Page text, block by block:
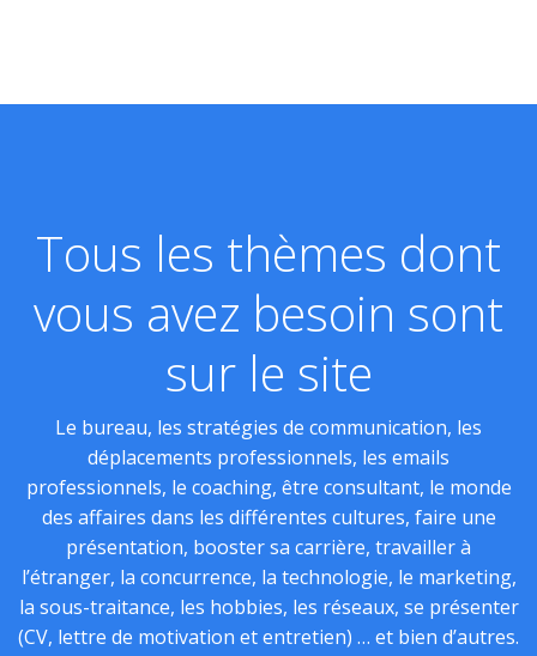
Tous les thèmes dont
vous avez besoin sont
sur le site
Le bureau, les stratégies de communication, les
déplacements professionnels, les emails
professionnels, le coaching, être consultant, le monde
des affaires dans les différentes cultures, faire une
présentation, booster sa carrière, travailler à
l’étranger, la concurrence, la technologie, le marketing,
la sous-traitance, les hobbies, les réseaux, se présenter
(CV, lettre de motivation et entretien) … et bien d’autres.